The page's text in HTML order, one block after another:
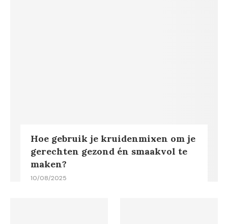
Hoe gebruik je kruidenmixen om je
gerechten gezond én smaakvol te
maken?
10/08/2025